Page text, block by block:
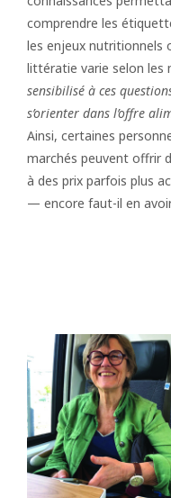
comprendre les
les enjeux nutritionnels
littératie varie selon les
sensibilisé à ces
s’orienter dans l’offre
Ainsi, certaines
marchés peuvent offrir
à des prix parfois plus
— encore faut-il en